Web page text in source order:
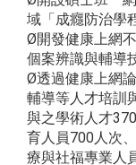
域「成癮防治學
Ø開發健康上網
個案辨識與輔導
Ø透過健康上網
輔導等人才培訓
與之學術人才
育人員700人次
療與社福專業人